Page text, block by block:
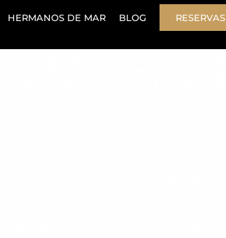
HERMANOS DE MAR BLOG RESERVAS
la Guía Repsol 2023